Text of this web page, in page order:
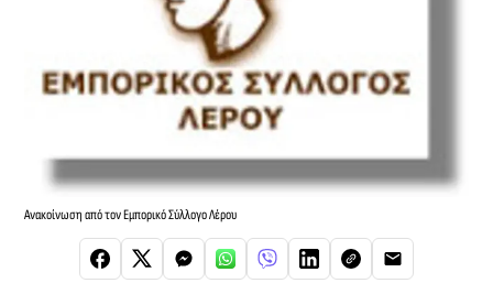
Ανακοίνωση από τον Εμπορικό Σύλλογο Λέρου